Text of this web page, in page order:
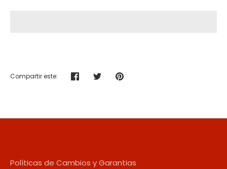
Compartir este: CompartirTuitearHacer
Políticas de Cambios y Garantias